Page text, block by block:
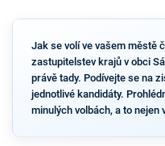
Jak se volí ve vašem městě
zastupitelstev krajů v obci
právě tady. Podívejte se na
jednotlivé kandidáty.
minulých volbách, a to nejen